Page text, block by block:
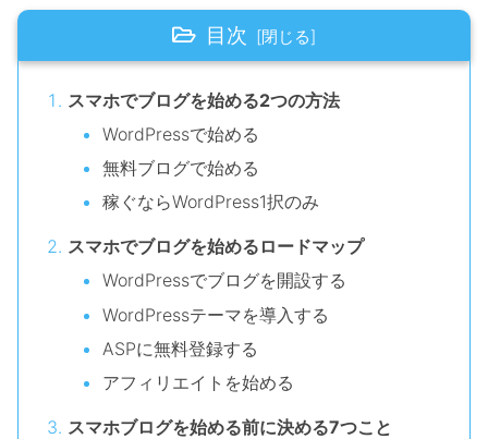
目次
スマホでブログを始める2つの方法
WordPressで始める
無料ブログで始める
稼ぐならWordPress1択のみ
スマホでブログを始めるロードマップ
WordPressでブログを開設する
WordPressテーマを導入する
ASPに無料登録する
アフィリエイトを始める
スマホブログを始める前に決める7つこと